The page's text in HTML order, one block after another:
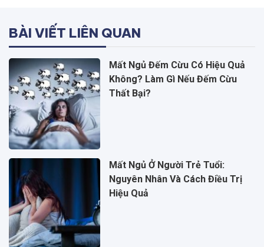
BÀI VIẾT LIÊN QUAN
Mất Ngủ Đếm Cừu Có Hiệu Quả
Không? Làm Gì Nếu Đếm Cừu
Thất Bại?
Mất Ngủ Ở Người Trẻ Tuổi:
Nguyên Nhân Và Cách Điều Trị
Hiệu Quả